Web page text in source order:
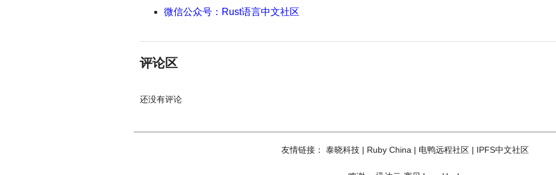
微信公众号：Rust语言中文社区
评论区
还没有评论
友情链接： 泰晓科技| Ruby China | 电鸭远程社区| IPFS中文社区